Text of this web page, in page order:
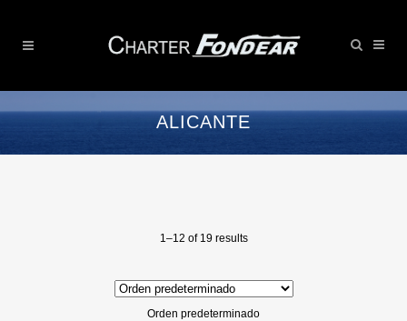
ALICANTE
1–12 of 19 results
Orden predeterminado